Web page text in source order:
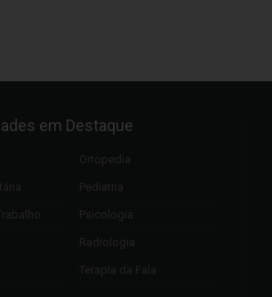
em Destaque
Ortopedia
Pediatria
Psicologia
Radiologia
Terapia da Fala